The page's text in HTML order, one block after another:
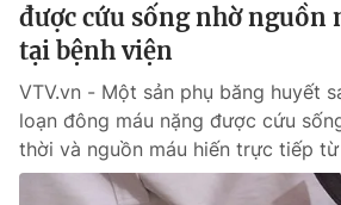
được cứu sống nhờ
tại bệnh viện
VTV.vn - Một sản phụ băng huyết
loạn đông máu nặng được cứu
thời và nguồn máu hiến trực tiếp